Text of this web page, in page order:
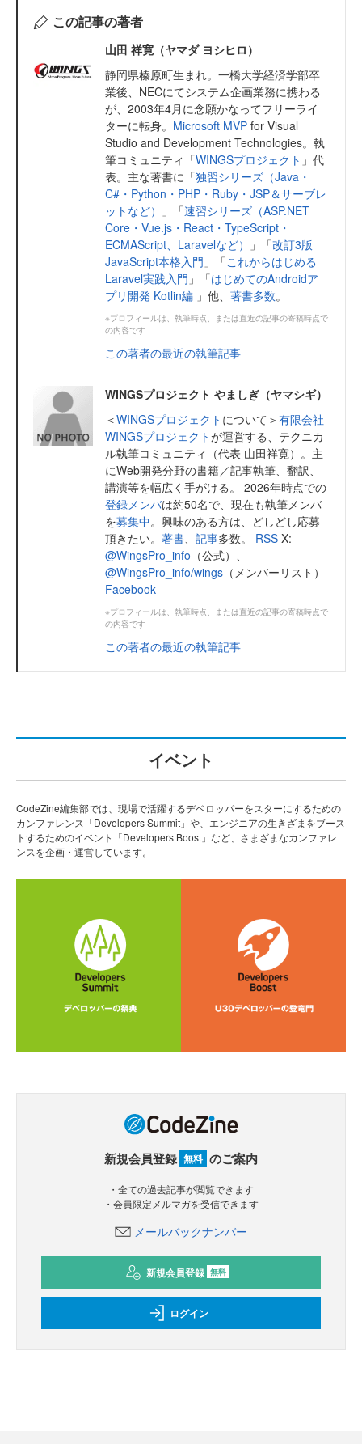
この記事の著者
山田 祥寛（ヤマダ ヨシヒロ）
静岡県榛原町生まれ。一橋大学経済学部卒
業後、NECにてシステム企画業務に携わる
が、2003年4月に念願かなってフリーライ
ターに転身。 Microsoft MVP for Visual
Studio and Development Technologies。執
筆コミュニティ「WINGSプロジェクト 」代
表。主な著書に「独習シリーズ（Java・
C#・Python・PHP・Ruby・JSP＆サーブレ
ットなど）
」「速習シリーズ（ASP.NET
Core・Vue.js・React・TypeScript・
ECMAScript、Laravelなど）
」「改訂3版
JavaScript本格入門 」「これからはじめる
Laravel実践入門 」「はじめてのAndroidア
プリ開発 Kotlin編 」他、 著書多数。
※プロフィールは、執筆時点、または直近の記事の寄稿時点で
の内容です
この著者の最近の執筆記事
WINGSプロジェクト やましぎ（ヤマシギ）
＜WINGSプロジェクト について＞有限会社
WINGSプロジェクトが運営する、テクニカ
ル執筆コミュニティ（代表 山田祥寛）。主
にWeb開発分野の書籍／記事執筆、翻訳、
講演等を幅広く手がける。 2026年時点での
登録メンバは約50名で、現在も執筆メンバ
を募集中。興味のある方は、どしどし応募
頂きたい。 著書、 記事多数。 RSS X:
@WingsPro_info （公式）、
@WingsPro_info/wings （メンバーリスト）
Facebook
※プロフィールは、執筆時点、または直近の記事の寄稿時点で
の内容です
この著者の最近の執筆記事
イベント
CodeZine編集部では、現場で活躍するデベロッパーをスターにするための
カンファレンス「Developers Summit」や、エンジニアの生きざまをブース
トするためのイベント「Developers Boost」など、さまざまなカンファレ
ンスを企画・運営しています。
新規会員登録 無料 のご案内
・全ての過去記事が閲覧できます
・会員限定メルマガを受信できます
メールバックナンバー
新規会員登録 無料
ログイン